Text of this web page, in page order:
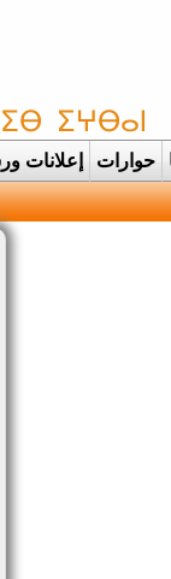
حوارات إعلانات